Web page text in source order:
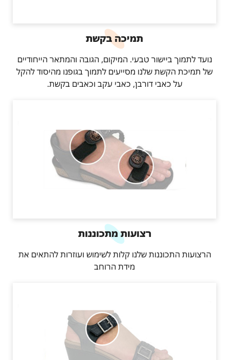
תמיכה בקשת
נועד לתמוך ביישור טבעי. המיקום, הגובה והמתאר הייחודיים
של תמיכת הקשת שלנו מסייעים לתמוך בגופנו מהיסוד להקל
על כאבי דורבן, כאבי עקב וכאבים בקשת.
רצועות מתכוננות
הרצועות התכוננות שלנו קלות לשימוש ועוזרות להתאים את
מידת הרוחב